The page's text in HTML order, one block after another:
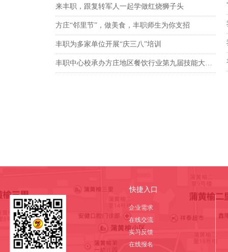
来丰职，跟复转军人一起学做红烧狮子头
方庄“邻里节”，做美食，丰职师生为你支招
丰职为多家单位开展“庆三八”培训
丰职中心校承办方庄地区餐饮行业第九届技能大赛决赛
快捷入口
企业需求
在线交流
实习反馈
在线报名